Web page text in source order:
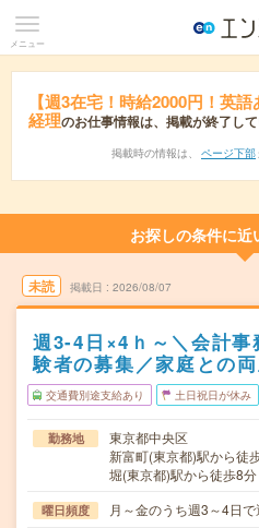
メニュー
【週3在宅！時給2000円！英
経理のお仕事情報は、掲載が終了し
掲載時の情報は、 ページ下部
お探しの条件に近
未読 掲載日 2026/08/07
週3-4日×4ｈ～＼会計事
験者の募集／家庭との両
交通費別途支給あり 土日祝日が休み
勤務地
東京都中央区
新富町(東京都)駅から徒
堀(東京都)駅から徒歩8分
曜日頻度 月～金のうち週3～4日